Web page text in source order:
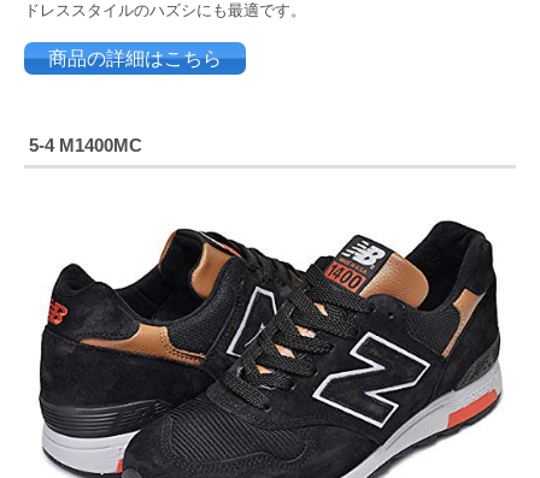
ドレススタイルのハズシにも最適です。
商品の詳細はこちら
5-4 M1400MC